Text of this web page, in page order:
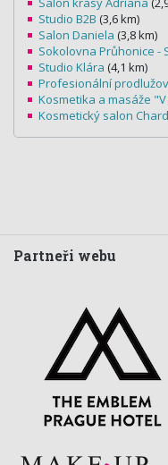
Studio B2B (3,6 km)
Salon Daniela (3,8 km)
Sokolovna Průhonice -
Studio Klára (4,1 km)
Profesionální
Kosmetika a masáže
Kosmetický salon
Partneři webu